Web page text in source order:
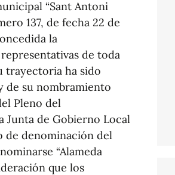
“Sant Antoni
137, de fecha 22 de
la
de toda
trayectoria ha sido
de su nombramiento
Pleno del
Junta de Gobierno Local
de denominación del
“Alameda
que los